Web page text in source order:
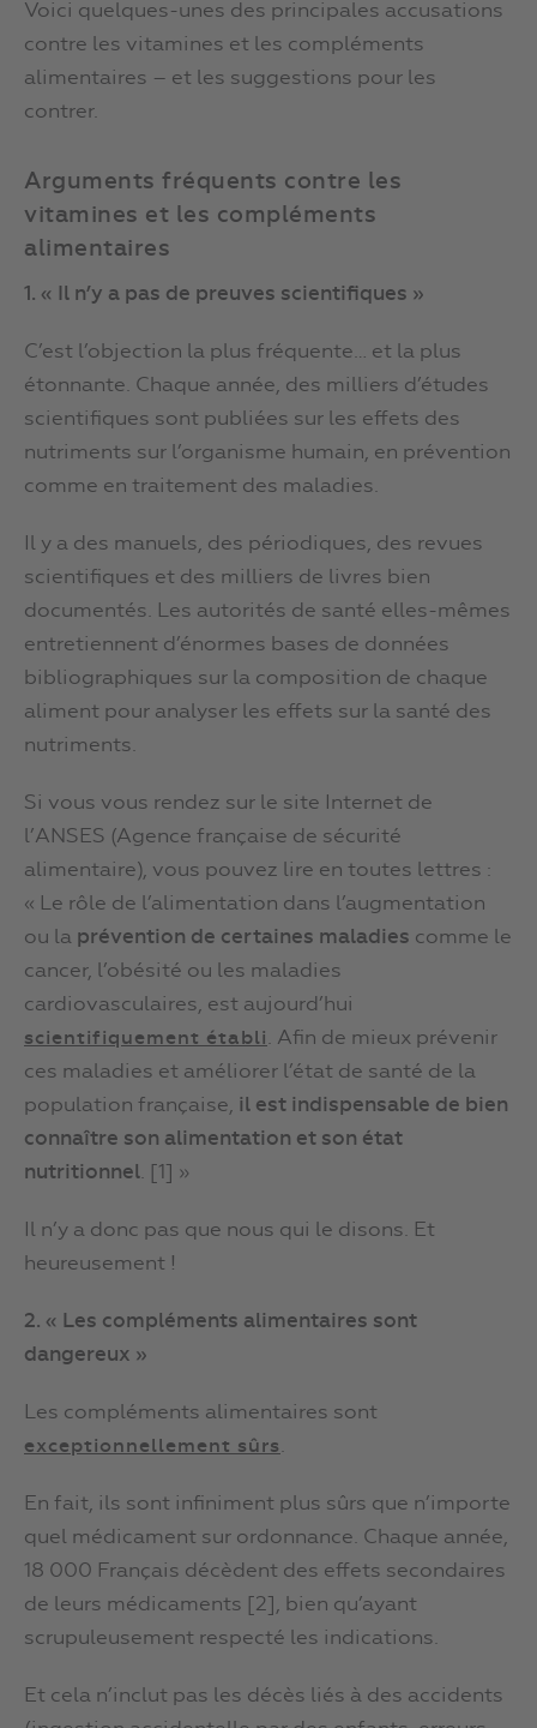
Voici quelques-unes des principales accusations
contre les vitamines et les compléments
alimentaires – et les suggestions pour les
contrer.
Arguments fréquents contre les
vitamines et les compléments
alimentaires
1. « Il n’y a pas de preuves scientifiques »
C’est l’objection la plus fréquente… et la plus
étonnante. Chaque année, des milliers d’études
scientifiques sont publiées sur les effets des
nutriments sur l’organisme humain, en prévention
comme en traitement des maladies.
Il y a des manuels, des périodiques, des revues
scientifiques et des milliers de livres bien
documentés. Les autorités de santé elles-mêmes
entretiennent d’énormes bases de données
bibliographiques sur la composition de chaque
aliment pour analyser les effets sur la santé des
nutriments.
Si vous vous rendez sur le site Internet de
l’ANSES (Agence française de sécurité
alimentaire), vous pouvez lire en toutes lettres :
« Le rôle de l’alimentation dans l’augmentation
ou la prévention de certaines maladies comme le
cancer, l’obésité ou les maladies
cardiovasculaires, est aujourd’hui
scientifiquement établi. Afin de mieux prévenir
ces maladies et améliorer l’état de santé de la
population française, il est indispensable de bien
connaître son alimentation et son état
nutritionnel. [1] »
Il n’y a donc pas que nous qui le disons. Et
heureusement !
2. « Les compléments alimentaires sont
dangereux »
Les compléments alimentaires sont
exceptionnellement sûrs.
En fait, ils sont infiniment plus sûrs que n’importe
quel médicament sur ordonnance. Chaque année,
18 000 Français décèdent des effets secondaires
de leurs médicaments [2], bien qu’ayant
scrupuleusement respecté les indications.
Et cela n’inclut pas les décès liés à des accidents